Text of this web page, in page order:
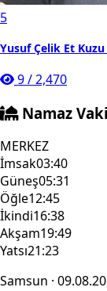
5
Yusuf Çelik Et Kuzu
9/2,470
Namaz
MERKEZ
İmsak03:40
Güneş05:31
Öğle12:45
İkindi16:38
Akşam19:49
Yatsı21:23
Samsun ·